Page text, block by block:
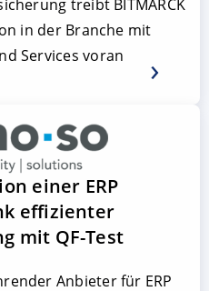
treibt BITMARCK
in der Branche mit
Services voran
einer ERP
effizienter
mit QF-Test
Anbieter für ERP